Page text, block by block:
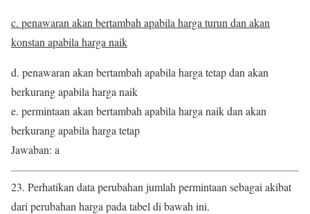
c. penawaran akan bertambah apabila harga turun dan akan
konstan apabila harga naik
d. penawaran akan bertambah apabila harga tetap dan akan
berkurang apabila harga naik
e. permintaan akan bertambah apabila harga naik dan akan
berkurang apabila harga tetap
Jawaban: a
23. Perhatikan data perubahan jumlah permintaan sebagai akibat
dari perubahan harga pada tabel di bawah ini.